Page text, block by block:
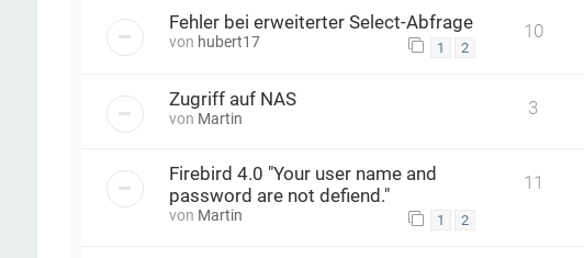
Fehler bei erweiterter Select-Abfrage
von hubert17 1 2
10
Zugriff auf NAS
von Martin 3
Firebird 4.0 "Your user name and
password are not defiend."
von Martin 1 2
11